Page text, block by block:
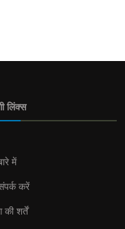
लिंक्स
में
करें
की शर्तें